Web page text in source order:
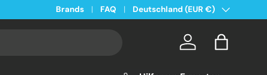
Kostenloser Versand ab 49€ in Deutschland
Brands FAQ Land/Region
Deutschland (EUR €)
Konto